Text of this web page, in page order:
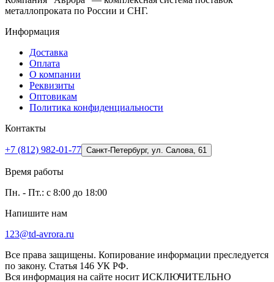
металлопроката по России и СНГ.
Информация
Доставка
Оплата
О компании
Реквизиты
Оптовикам
Политика конфиденциальности
Контакты
+7 (812) 982-01-77 Санкт-Петербург, ул. Салова, 61
Время работы
Пн. - Пт.: с 8:00 до 18:00
Напишите нам
123@td-avrora.ru
Все права защищены. Копирование информации преследуется
по закону. Статья 146 УК РФ.
Вся информация на сайте носит ИСКЛЮЧИТЕЛЬНО